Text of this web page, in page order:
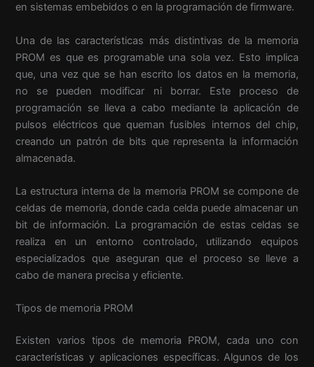
en sistemas embebidos o en la programación de firmware.
Una de las características más distintivas de la memoria
PROM es que es programable una sola vez. Esto implica
que, una vez que se han escrito los datos en la memoria,
no se pueden modificar ni borrar. Este proceso de
programación se lleva a cabo mediante la aplicación de
pulsos eléctricos que queman fusibles internos del chip,
creando un patrón de bits que representa la información
almacenada.
La estructura interna de la memoria PROM se compone de
celdas de memoria, donde cada celda puede almacenar un
bit de información. La programación de estas celdas se
realiza en un entorno controlado, utilizando equipos
especializados que aseguran que el proceso se lleve a
cabo de manera precisa y eficiente.
Tipos de memoria PROM
Existen varios tipos de memoria PROM, cada uno con
características y aplicaciones específicas. Algunos de los